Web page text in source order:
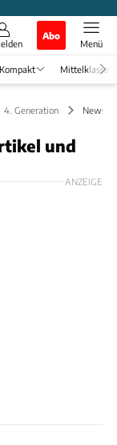
Abo
Menü
Kompakt Mittelklasse
4. Generation News
und
ANZEIGE